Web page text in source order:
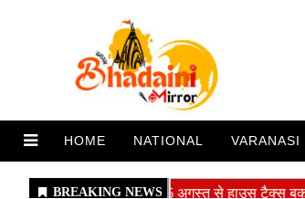
HOME NATIONAL VARANASI